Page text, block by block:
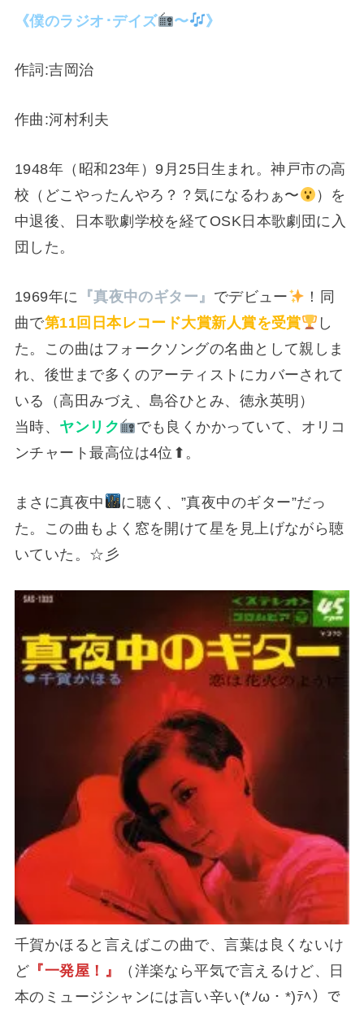
《僕のラジオ･デイズ 〜 》
作詞:吉岡治
作曲:河村利夫
1948年（昭和23年）9月25日生まれ。神戸市の高
校（どこやったんやろ？？気になるわぁ〜
）を
中退後、日本歌劇学校を経てOSK日本歌劇団に入
団した。
1969年に 『真夜中のギター』 でデビュー
！同
曲で第11回日本レコード大賞新人賞を受賞
し
た。この曲はフォークソングの名曲として親しま
れ、後世まで多くのアーティストにカバーされて
いる（高田みづえ、島谷ひとみ、徳永英明）
当時、 ヤンリク
でも良くかかっていて、オリコ
ンチャート最高位は4位⬆。
まさに真夜中
に聴く、”真夜中のギター”だっ
た。この曲もよく窓を開けて星を見上げながら聴
いていた。☆彡
千賀かほると言えばこの曲で、言葉は良くないけ
ど 『一発屋！』
（洋楽なら平気で言えるけど、日
本のミュージシャンには言い辛い(*ﾉω・*)ﾃﾍ）で